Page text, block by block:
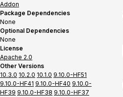
Addon
Package Dependencies
None
Optional Dependencies
None
License
Apache 2.0
Other Versions
10.3.0 10.2.0 10.1.0 9.10.0-HF51
9.10.0-HF41 9.10.0-HF40 9.10.0-
HF39 9.10.0-HF38 9.10.0-HF37